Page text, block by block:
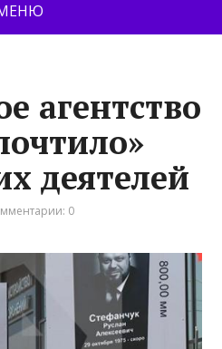
агентство
деятелей
0